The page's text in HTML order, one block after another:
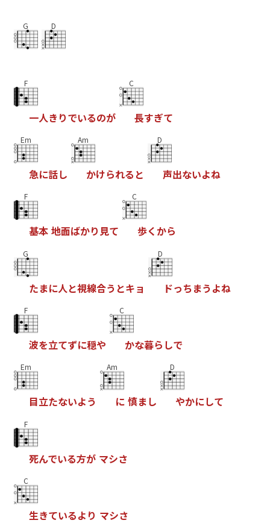
G D
F
一人き りでいるのが
C
長すぎて
Em
急に話し
Am
かけられる と
D
声出ないよね
F
基本 地面ばかり見て
C
歩く から
G
たまに人と視線合う とキョ
D
ドっちまう よね
F
波を立てずに穏や
C
かな暮ら しで
Em
目立たないよう
Am
に 慎まし
D
やかにして
F
死んでいる方が マシさ
C
生きているよ り マシさ